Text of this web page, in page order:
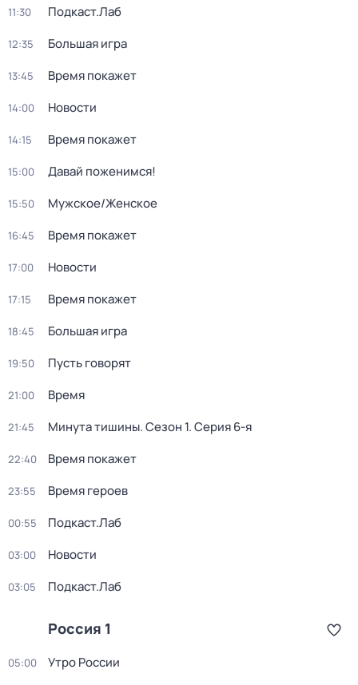
11:30 Подкаст.Лаб
12:35 Большая игра
13:45 Время покажет
14:00 Новости
14:15 Время покажет
15:00 Давай поженимся!
15:50 Мужское/Женское
16:45 Время покажет
17:00 Новости
17:15 Время покажет
18:45 Большая игра
19:50 Пусть говорят
21:00 Время
21:45 Минута тишины. Сезон 1. Серия 6-я
22:40 Время покажет
23:55 Время героев
00:55 Подкаст.Лаб
03:00 Новости
03:05 Подкаст.Лаб
Россия 1
05:00 Утро России